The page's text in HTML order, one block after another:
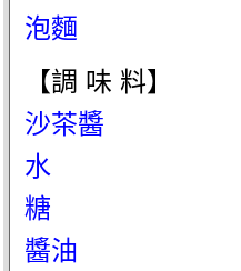
泡麵
【調 味 料】
沙茶醬
水
糖
醬油